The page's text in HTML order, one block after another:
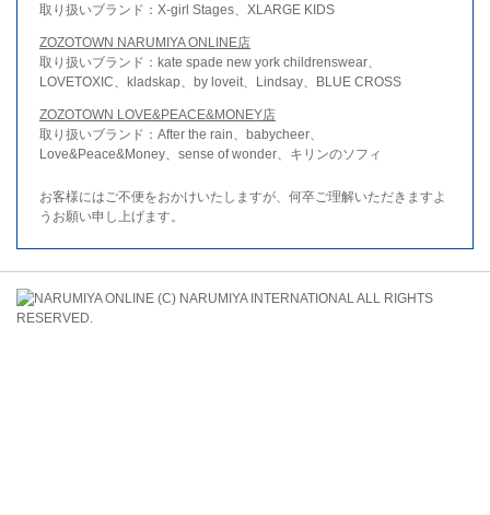
取り扱いブランド：X-girl Stages、XLARGE KIDS
ZOZOTOWN NARUMIYA ONLINE店
取り扱いブランド：kate spade new york childrenswear、
LOVETOXIC、kladskap、by loveit、Lindsay、BLUE CROSS
ZOZOTOWN LOVE&PEACE&MONEY店
取り扱いブランド：After the rain、babycheer、
Love&Peace&Money、sense of wonder、キリンのソフィ
お客様にはご不便をおかけいたしますが、何卒ご理解いただきますよ
うお願い申し上げます。